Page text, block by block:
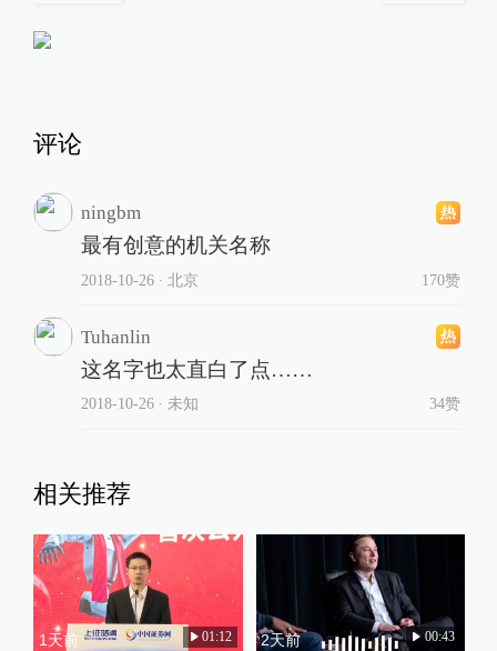
评论
ningbm
最有创意的机关名称
2018-10-26∙ 北京 170赞
Tuhanlin
这名字也太直白了点……
2018-10-26∙ 未知 34赞
相关推荐
1天前 01:12 2天前 00:43